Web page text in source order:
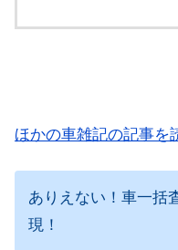
ほかの車雑記の記事
ありえない！車一括
現！